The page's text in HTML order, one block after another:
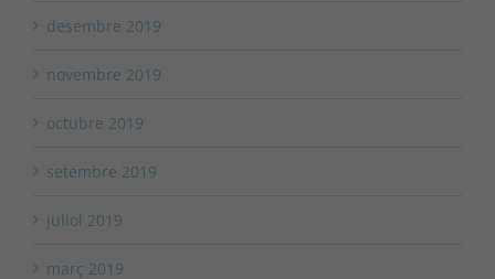
desembre 2019
novembre 2019
octubre 2019
setembre 2019
juliol 2019
març 2019